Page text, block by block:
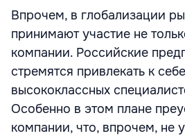
Впрочем, в глобализации
принимают участие не
компании. Российские
стремятся привлекать к
высококлассных
Особенно в этом плане
компании, что, впрочем, не